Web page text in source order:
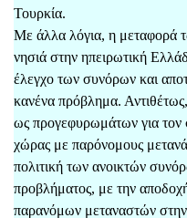
Τουρκία.
Με άλλα λόγια, η μεταφορά
νησιά στην ηπειρωτική
έλεγχο των συνόρων και
κανένα πρόβλημα.
ως προγεφυρωμάτων για τον
χώρας με παρόνομους
πολιτική των ανοικτών
προβλήματος, με την
παρανόμων μεταναστών